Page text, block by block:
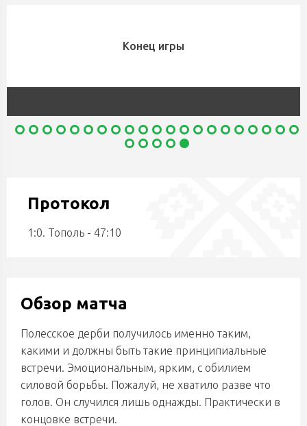
Конец игры
Протокол
1:0. Тополь - 47:10
Обзор матча
Полесское дерби получилось именно таким,
какими и должны быть такие принципиальные
встречи. Эмоциональным, ярким, с обилием
силовой борьбы. Пожалуй, не хватило разве что
голов. Он случился лишь однажды. Практически в
концовке встречи.